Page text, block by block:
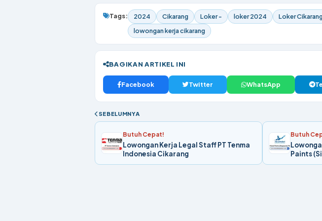
Tags: 2024 Cikarang Loker - loker 2024 Loker
lowongan kerja cikarang
BAGIKAN ARTIKEL INI
Facebook Twitter WhatsApp
SEBELUMNYA
Butuh Cepat!
Lowongan Kerja Legal Staff PT Tenma
Indonesia Cikarang
Butuh
Paints